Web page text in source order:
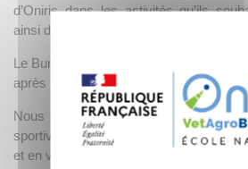
d’Oniris dans les activités qu’ils
ainsi divers clubs et activités.
Le Bureau Des Élèves est élu en
après une campagne en novembre/
Nous nous chargeons de proposer
sportives tout au long de l’année et
et en ville.